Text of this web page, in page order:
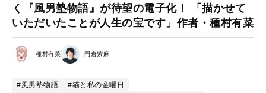
く『風男塾物語』が待望の電子化！ 「描かせて
いただいたことが人生の宝です」作者・種村有菜
種村有菜 門倉紫麻
#風男塾物語
#猫と私の金曜日